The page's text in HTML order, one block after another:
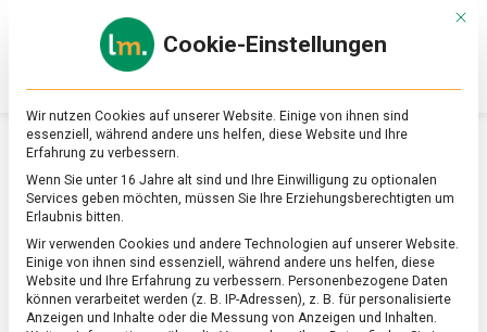
Online-
Magazin
zu
&
Ernährung
SCHLAGWORT:MIGRATIONSPOLITIK
Mit
Cookie-Einstellungen
Wir nutzen Cookies auf unserer Website. Einige von ihnen sind
essenziell, während andere uns helfen, diese Website und Ihre
Erfahrung zu verbessern.
Wenn Sie unter 16 Jahre alt sind und Ihre Einwilligung zu optionalen
Services geben möchten, müssen Sie Ihre Erziehungsberechtigten um
Erlaubnis bitten.
Wir verwenden Cookies und andere Technologien auf unserer Website.
Einige von ihnen sind essenziell, während andere uns helfen, diese
Website und Ihre Erfahrung zu verbessern. Personenbezogene Daten
können verarbeitet werden (z. B. IP-Adressen), z. B. für personalisierte
Anzeigen und Inhalte oder die Messung von Anzeigen und Inhalten.